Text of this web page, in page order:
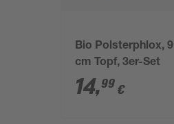
Bio Polsterphlox, 9
cm Topf, 3er-Set
14,99 €